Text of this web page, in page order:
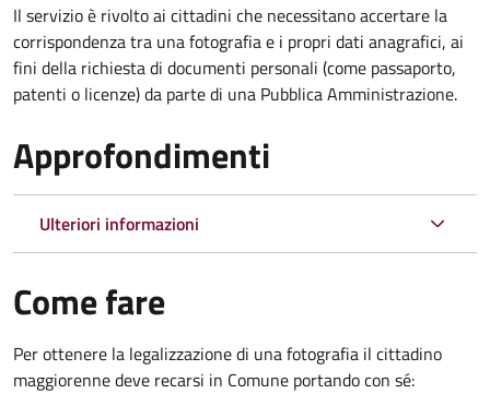
Il servizio è rivolto ai cittadini che necessitano accertare la
corrispondenza tra una fotografia e i propri dati anagrafici, ai
fini della richiesta di documenti personali (come passaporto,
patenti o licenze) da parte di una Pubblica Amministrazione.
Approfondimenti
Ulteriori informazioni
Come fare
Per ottenere la legalizzazione di una fotografia il cittadino
maggiorenne deve recarsi in Comune portando con sé: